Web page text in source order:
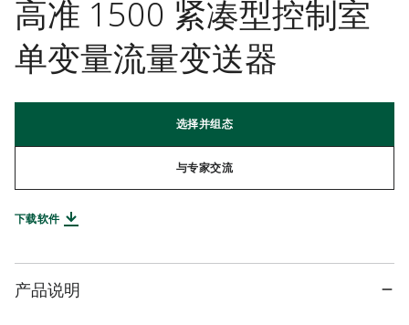
高准 1500 紧凑型控制室
单变量流量变送器
选择并组态
与专家交流
下载软件
产品说明